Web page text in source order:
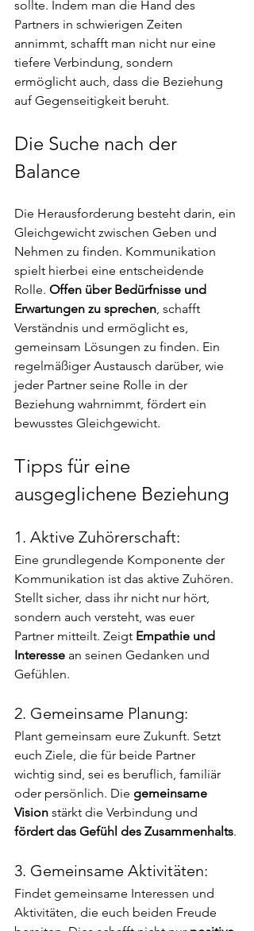
sollte. Indem man die Hand des
Partners in schwierigen Zeiten
annimmt, schafft man nicht nur eine
tiefere Verbindung, sondern
ermöglicht auch, dass die Beziehung
auf Gegenseitigkeit beruht.
Die Suche nach der
Balance
Die Herausforderung besteht darin, ein
Gleichgewicht zwischen Geben und
Nehmen zu finden. Kommunikation
spielt hierbei eine entscheidende
Rolle. Offen über Bedürfnisse und
Erwartungen zu sprechen , schafft
Verständnis und ermöglicht es,
gemeinsam Lösungen zu finden. Ein
regelmäßiger Austausch darüber, wie
jeder Partner seine Rolle in der
Beziehung wahrnimmt, fördert ein
bewusstes Gleichgewicht.
Tipps für eine
ausgeglichene Beziehung
1. Aktive Zuhörerschaft:
Eine grundlegende Komponente der
Kommunikation ist das aktive Zuhören.
Stellt sicher, dass ihr nicht nur hört,
sondern auch versteht, was euer
Partner mitteilt. Zeigt Empathie und
Interesse an seinen Gedanken und
Gefühlen.
2. Gemeinsame Planung:
Plant gemeinsam eure Zukunft. Setzt
euch Ziele, die für beide Partner
wichtig sind, sei es beruflich, familiär
oder persönlich. Die gemeinsame
Vision stärkt die Verbindung und
fördert das Gefühl des Zusammenhalts.
3. Gemeinsame Aktivitäten:
Findet gemeinsame Interessen und
Aktivitäten, die euch beiden Freude